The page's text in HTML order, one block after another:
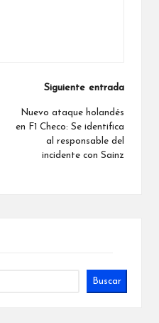
Siguiente entrada
Nuevo ataque holandés
en F1 Checo: Se identifica
al responsable del
incidente con Sainz
Buscar